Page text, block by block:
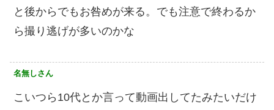
と後からでもお咎めが来る。でも注意で終わるか
ら撮り逃げが多いのかな
名無しさん
こいつら10代とか言って動画出してたみたいだけ